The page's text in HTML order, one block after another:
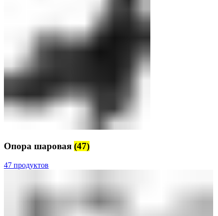
Опора шаровая (47)
47 продуктов